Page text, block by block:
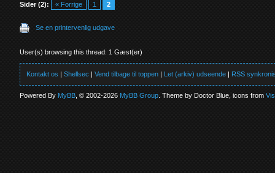
Sider (2): « Forrige 1 2
Se en printervenlig udgave
User(s) browsing this thread: 1 Gæst(er)
Kontakt os |Shellsec |Vend tilbage til toppen | Let (arkiv) udseende | RSS
Powered By MyBB , © 2002-2026 MyBB Group . Theme by Doctor Blue, icons from